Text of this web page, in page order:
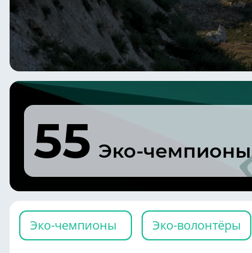
55 Эко-чемпионы
Эко-чемпионы Эко-волонтёры